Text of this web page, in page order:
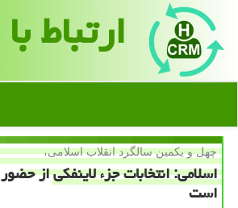
ارتباط
چهل و یكمین سالگرد انقلاب اسلامی،
اسلامی: انتخابات جزء لاینفكی از
است